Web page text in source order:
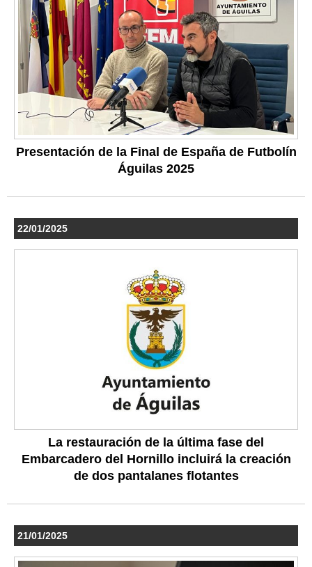
Presentación de la Final de España de Futbolín
Águilas 2025
22/01/2025
La restauración de la última fase del
Embarcadero del Hornillo incluirá la creación
de dos pantalanes flotantes
21/01/2025